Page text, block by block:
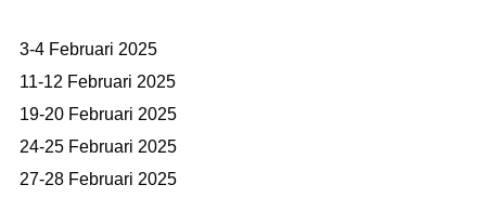
3-4 Februari 2025
11-12 Februari 2025
19-20 Februari 2025
24-25 Februari 2025
27-28 Februari 2025